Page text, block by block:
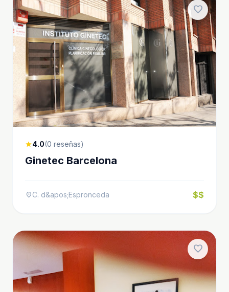
favorite
star4.0(0 reseñas)
Ginetec Barcelona
location_onC. d&apos;Espronceda $$
favorite